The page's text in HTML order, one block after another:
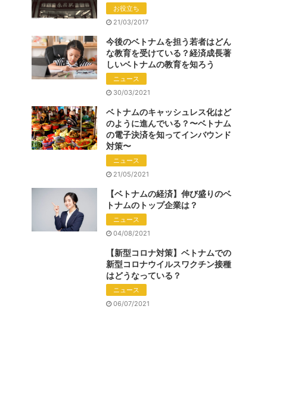
お役立ち
21/03/2017
今後のベトナムを担う若者はどん
な教育を受けている？経済成長著
しいベトナムの教育を知ろう
ニュース
30/03/2021
ベトナムのキャッシュレス化はど
のように進んでいる？〜ベトナム
の電子決済を知ってインバウンド
対策〜
ニュース
21/05/2021
【ベトナムの経済】伸び盛りのベ
トナムのトップ企業は？
ニュース
04/08/2021
【新型コロナ対策】ベトナムでの
新型コロナウイルスワクチン接種
はどうなっている？
ニュース
06/07/2021